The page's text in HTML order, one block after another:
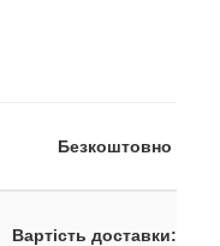
Безкоштовно
Вартість доставки: